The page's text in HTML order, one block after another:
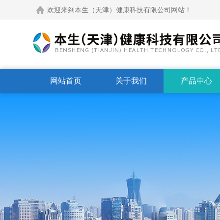
欢迎来到本生（天津）健康科技有限公司网站！
网站首页 关于我们 产品中心